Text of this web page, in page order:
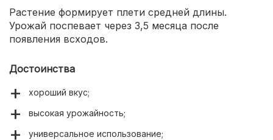
Растение формирует плети средней длины.
Урожай поспевает через 3,5 месяца после
появления всходов.
Достоинства
хороший вкус;
высокая урожайность;
универсальное использование;